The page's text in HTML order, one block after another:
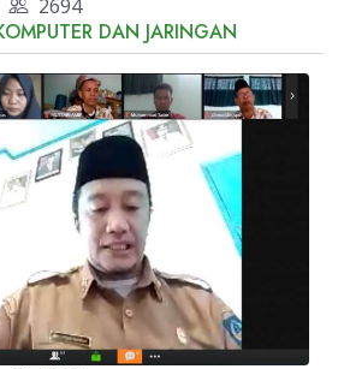
2694
DAN JARINGAN